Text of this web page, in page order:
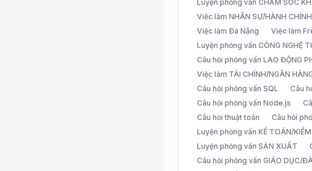
Luyện phỏng vấn CHĂM SÓC
Việc làm NHÂN SỰ/HÀNH
Việc làm Đà Nẵng
Việc làm
Luyện phỏng vấn CÔNG NGHỆ
Câu hỏi phỏng vấn LAO ĐỘNG
Việc làm TÀI CHÍNH/NGÂN
Câu hỏi phỏng vấn SQL
Câu
Câu hỏi phỏng vấn Node.js
Câu hỏi thuật toán
Câu hỏi
Luyện phỏng vấn KẾ TOÁN/
Luyện phỏng vấn SẢN XUẤT
Câu hỏi phỏng vấn GIÁO DỤC/